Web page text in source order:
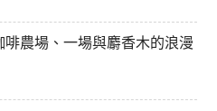
農場、一場與麝香木的浪漫